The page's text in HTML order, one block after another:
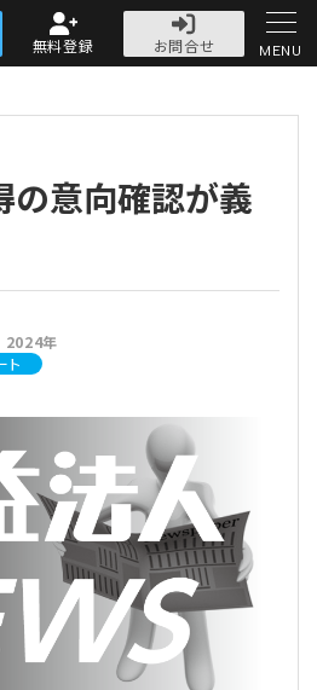
公益・一般法人オ
無料登録
お問合せ
MENU
の意向確認が義
2024年
ト